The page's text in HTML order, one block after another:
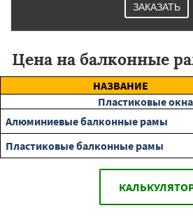
ЗАКАЗАТЬ
Цена на балконные
НАЗВАНИЕ
Пластиковые
Алюминиевые балконные рамы
Пластиковые балконные рамы